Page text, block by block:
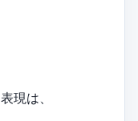
現は、